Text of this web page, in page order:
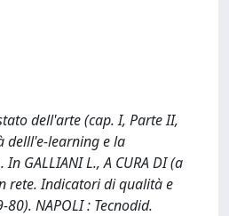
dell'arte (cap. I, Parte II,
delll'e-learning e la
GALLIANI L., A CURA DI (a
rete. Indicatori di qualità e
NAPOLI : Tecnodid.